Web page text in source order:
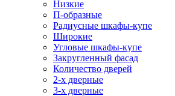
Низкие
П-образные
Радиусные шкафы-купе
Широкие
Угловые шкафы-купе
Закругленный фасад
Количество дверей
2-х дверные
3-х дверные